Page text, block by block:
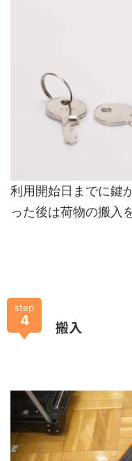
利用開始日までに鍵
った後は荷物の搬入
step
4 搬入